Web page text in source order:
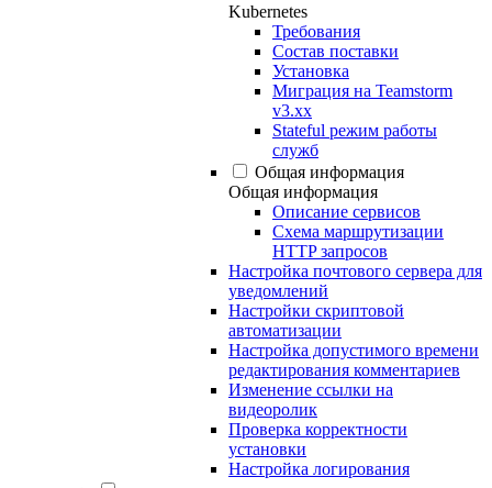
Kubernetes
Требования
Состав поставки
Установка
Миграция на Teamstorm
v3.xx
Stateful режим работы
служб
Общая информация
Общая информация
Описание сервисов
Схема маршрутизации
HTTP запросов
Настройка почтового сервера для
уведомлений
Настройки скриптовой
автоматизации
Настройка допустимого времени
редактирования комментариев
Изменение ссылки на
видеоролик
Проверка корректности
установки
Настройка логирования